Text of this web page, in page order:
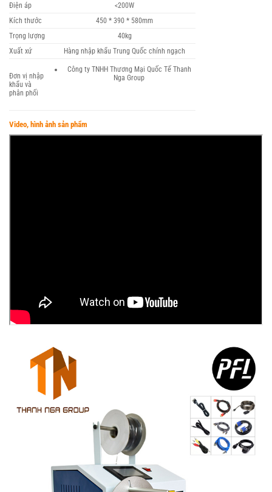
Điện áp
<200W
Kích thước
450 * 390 * 580mm
Trọng lượng
40kg
Xuất xứ
Hàng nhập khẩu Trung Quốc chính ngạch
Đơn vị nhập
khẩu và
phân phối
Công ty TNHH Thương Mại Quốc Tế Thanh
Nga Group
Video, hình ảnh sản phẩm